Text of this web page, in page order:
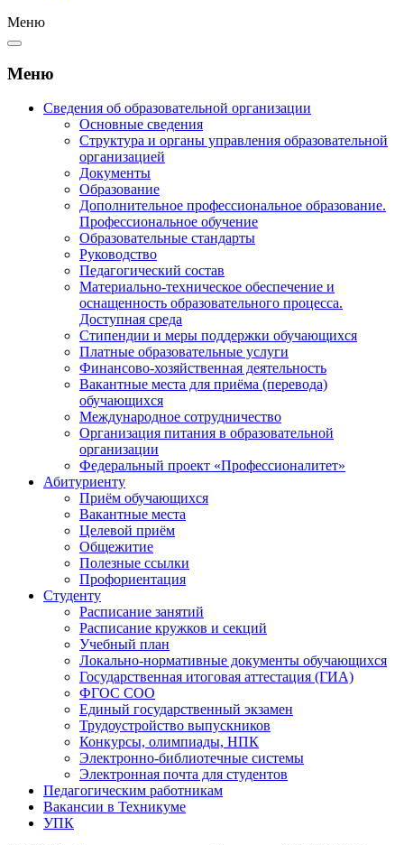
Меню
Меню
Сведения об образовательной организации
Основные сведения
Структура и органы управления образовательной
организацией
Документы
Образование
Дополнительное профессиональное образование.
Профессиональное обучение
Образовательные стандарты
Руководство
Педагогический состав
Материально-техническое обеспечение и
оснащенность образовательного процесса.
Доступная среда
Стипендии и меры поддержки обучающихся
Платные образовательные услуги
Финансово-хозяйственная деятельность
Вакантные места для приёма (перевода)
обучающихся
Международное сотрудничество
Организация питания в образовательной
организации
Федеральный проект «Профессионалитет»
Абитуриенту
Приём обучающихся
Вакантные места
Целевой приём
Общежитие
Полезные ссылки
Профориентация
Студенту
Расписание занятий
Расписание кружков и секций
Учебный план
Локально-нормативные документы обучающихся
Государственная итоговая аттестация (ГИА)
ФГОС СОО
Единый государственный экзамен
Трудоустройство выпускников
Конкурсы, олимпиады, НПК
Электронно-библиотечные системы
Электронная почта для студентов
Педагогическим работникам
Вакансии в Техникуме
УПК